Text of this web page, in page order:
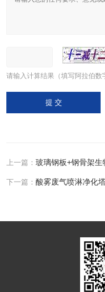
请输入计算结果（填写阿拉伯数
上一篇：玻璃钢板+钢骨架生
下一篇：酸雾废气喷淋净化